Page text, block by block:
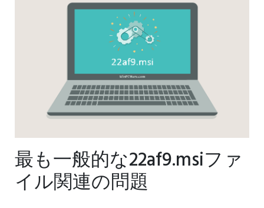
最も一般的な22af9.msiファ
イル関連の問題